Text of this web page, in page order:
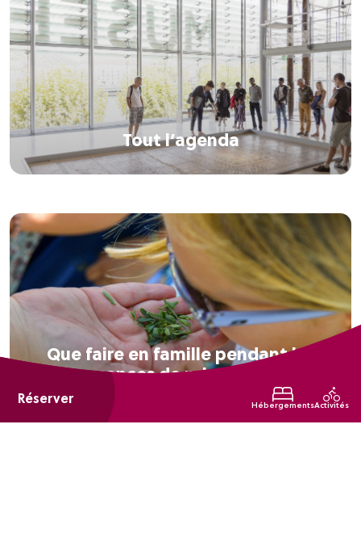
Réserver HébergementsActivités
Tout l’agenda
Que faire en famille pendant les
vacances de printemps ?